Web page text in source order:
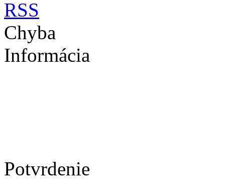
Chyba
Informácia
Potvrdenie